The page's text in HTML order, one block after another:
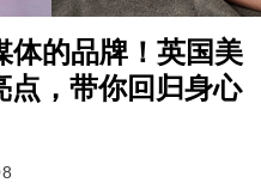
体的品牌！英国美
点，带你回归身心